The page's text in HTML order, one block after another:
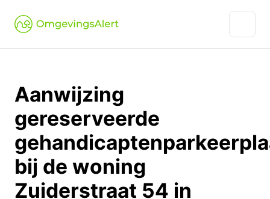
Aanwijzing
gereserveerde
bij de woning
Zuiderstraat 54 in